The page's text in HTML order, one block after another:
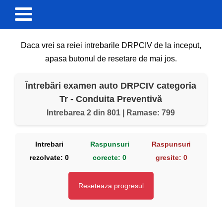
Daca vrei sa reiei intrebarile DRPCIV de la inceput,
apasa butonul de resetare de mai jos.
Întrebări examen auto DRPCIV categoria
Tr - Conduita Preventivă
Intrebarea 2 din 801 | Ramase: 799
Intrebari
rezolvate: 0
Raspunsuri
corecte:0
Raspunsuri
gresite: 0
Reseteaza progresul